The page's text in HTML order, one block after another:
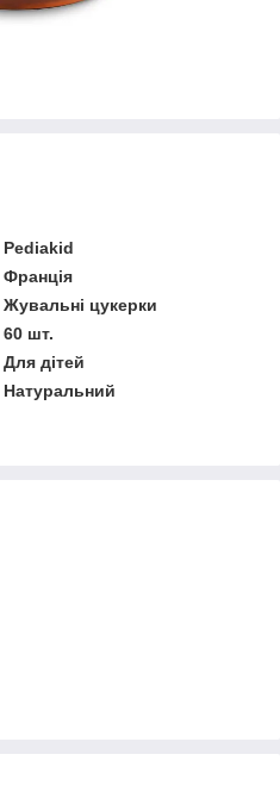
Pediakid
Франція
Жувальні цукерки
60 шт.
Для дітей
Натуральний